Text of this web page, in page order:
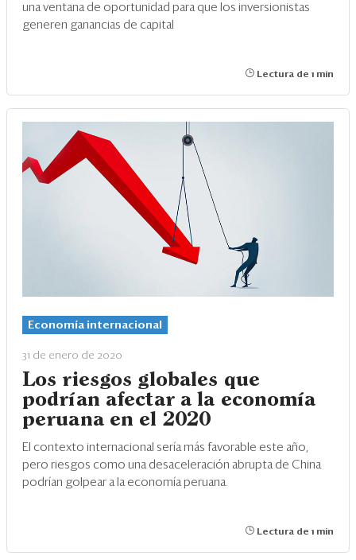
una ventana de oportunidad para que los inversionistas
generen ganancias de capital
Lectura de 1 min
Economía internacional
31 de enero de 2020
Los riesgos globales que
podrían afectar a la economía
peruana en el 2020
El contexto internacional sería más favorable este año,
pero riesgos como una desaceleración abrupta de China
podrían golpear a la economía peruana.
Lectura de 1 min